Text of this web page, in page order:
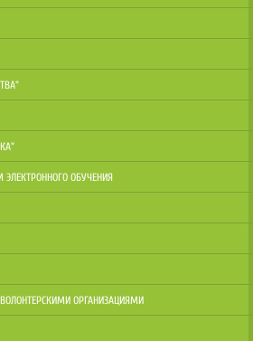
ОБУЧЕНИЯ
ОРГАНИЗАЦИЯМИ